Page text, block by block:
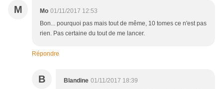
M Mo 01/11/2017 12:53
Bon... pourquoi pas mais tout de même, 10 tomes ce n'est pas
rien. Pas certaine du tout de me lancer.
Répondre
B Blandine 01/11/2017 18:39